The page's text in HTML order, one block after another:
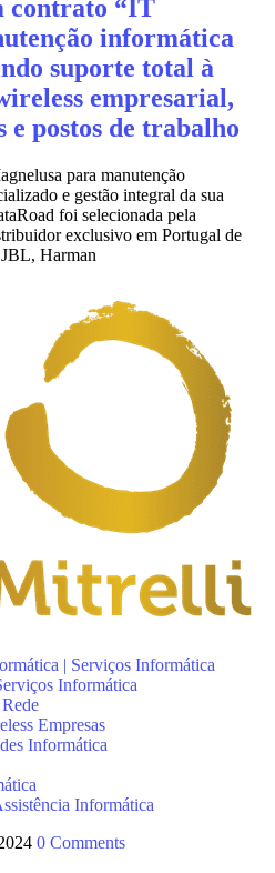
contrato “IT
informática
suporte total à
empresarial,
postos de trabalho
para manutenção
e gestão integral da sua
foi selecionada pela
exclusivo em Portugal de
Harman
| Serviços Informática
Informática
Empresas
Informática
Informática
0 Comments